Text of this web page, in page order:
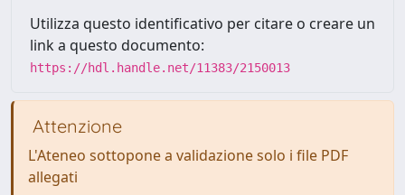
Utilizza questo identificativo per citare o creare un
link a questo documento:
https://hdl.handle.net/11383/2150013
Attenzione
L'Ateneo sottopone a validazione solo i file PDF
allegati